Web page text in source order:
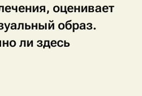
оценивает
образ.
ли здесь